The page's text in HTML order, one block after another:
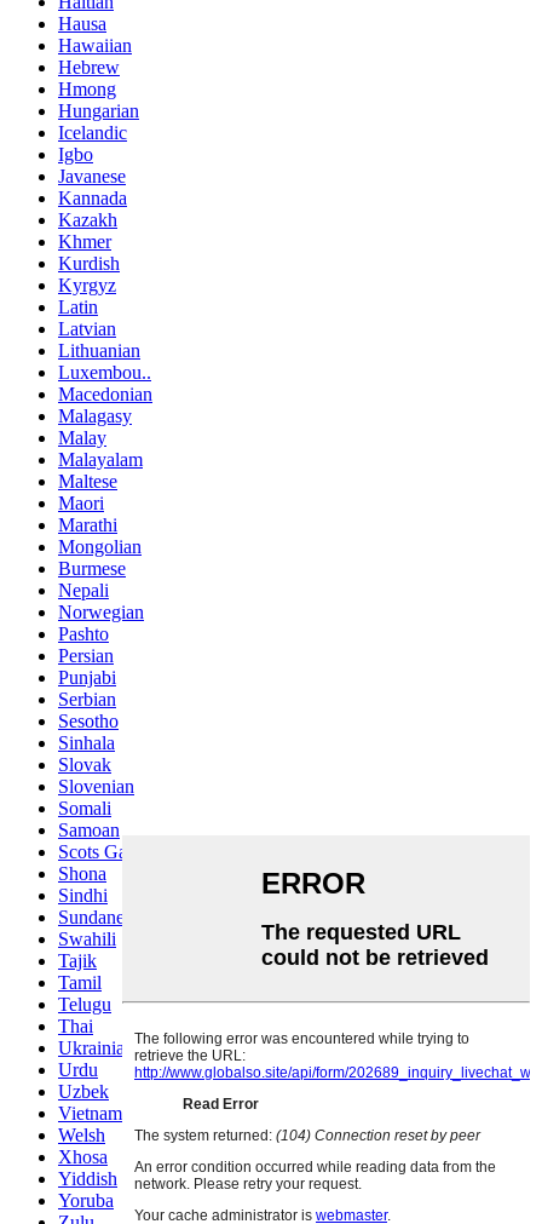
Hausa
Hawaiian
Hebrew
Hmong
Hungarian
Icelandic
Igbo
Javanese
Kannada
Kazakh
Khmer
Kurdish
Kyrgyz
Latin
Latvian
Lithuanian
Luxembou..
Macedonian
Malagasy
Malay
Malayalam
Maltese
Maori
Marathi
Mongolian
Burmese
Nepali
Norwegian
Pashto
Persian
Punjabi
Serbian
Sesotho
Sinhala
Slovak
Slovenian
Somali
Samoan
Scots Gaelic
Shona
Sindhi
Sundanese
Swahili
Tajik
Tamil
Telugu
Thai
Ukrainian
Urdu
Uzbek
Vietnamese
Welsh
Xhosa
Yiddish
Yoruba